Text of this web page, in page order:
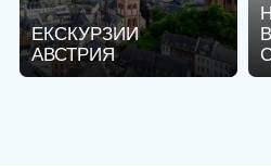
КРУИЗИ
LAST MINUTE
ЕКСКУРЗИИ
АВСТРИЯ